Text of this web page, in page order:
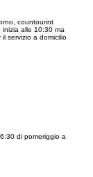
countourint
alle 10:30 ma
servizio a domicilio
di pomeriggio a